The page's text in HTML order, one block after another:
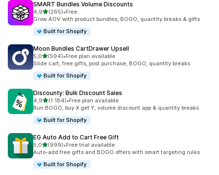
SMART Bundles Volume Discounts
4,9/ 5 tähteä
(265)
265 arvostelua yhteensä
•Free
Grow AOV with product bundles, BOGO, quantity breaks & gifts
Built for Shopify
Moon Bundles CartDrawer Upsell
5,0/ 5 tähteä
(594)
594 arvostelua yhteensä
•Free plan available
Slide cart, free gifts, post purchase, BOGO, quantity breaks
Built for Shopify
Discounty: Bulk Discount Sales
4,9/ 5 tähteä
(1 184)
1184 arvostelua yhteensä
•Free plan available
Run BOGO, buy X get Y, volume discount app & quantity breaks
Built for Shopify
EG Auto Add to Cart Free Gift
5,0/ 5 tähteä
(999)
999 arvostelua yhteensä
•Free trial available
Auto-add free gifts and BOGO offers with smart targeting rules
Built for Shopify